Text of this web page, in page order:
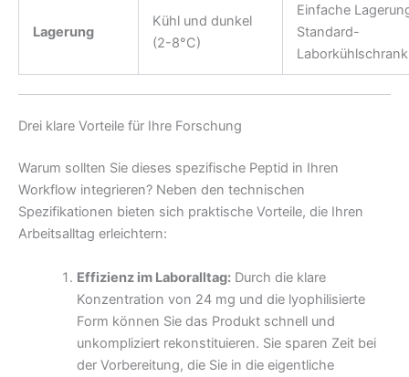
Lagerung
Kühl und dunkel
(2-8°C)
Einfache
Standard-
Drei klare Vorteile für Ihre Forschung
Warum sollten Sie dieses spezifische Peptid in Ihren
Workflow integrieren? Neben den technischen
Spezifikationen bieten sich praktische Vorteile, die Ihren
Arbeitsalltag erleichtern:
Effizienz im Laboralltag:Durch die klare
Konzentration von 24 mg und die lyophilisierte
Form können Sie das Produkt schnell und
unkompliziert rekonstituieren. Sie sparen Zeit bei
der Vorbereitung, die Sie in die eigentliche